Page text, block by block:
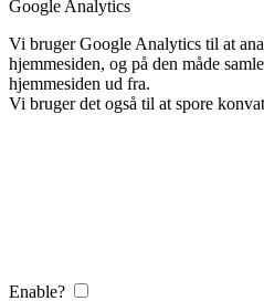
Google Analytics
Vi bruger Google Analytics til at
hjemmesiden, og på den måde
hjemmesiden ud fra.
Vi bruger det også til at spore
Enable?